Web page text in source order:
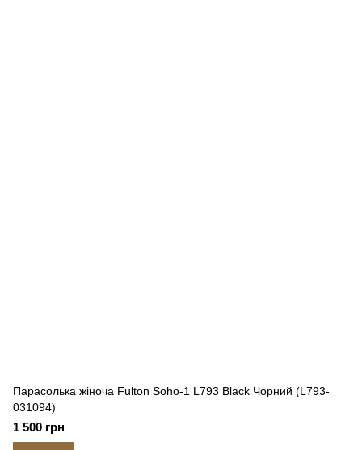
Парасолька жіноча Fulton Soho-1 L793 Black Чорний (L793-
031094)
1 500 грн